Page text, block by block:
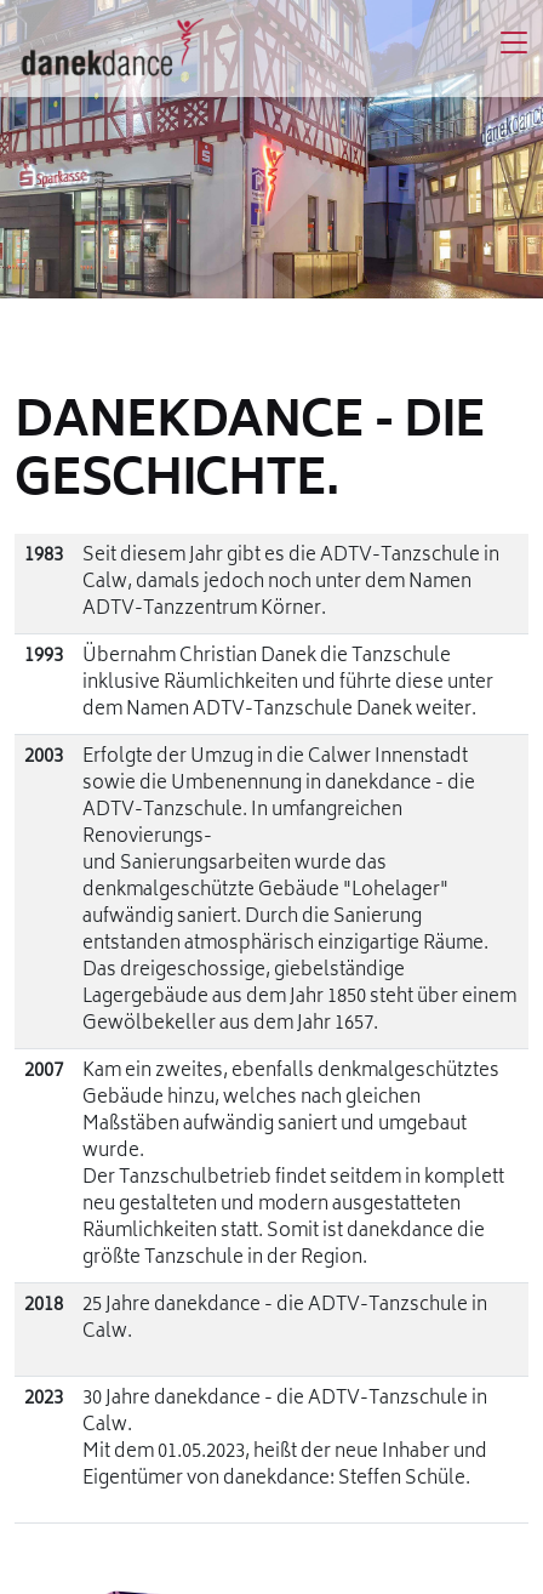
DANEKDANCE - DIE
GESCHICHTE.
1983
Seit diesem Jahr gibt es die ADTV-Tanzschule in
Calw, damals jedoch noch unter dem Namen
ADTV-Tanzzentrum Körner.
1993
Übernahm Christian Danek die Tanzschule
inklusive Räumlichkeiten und führte diese unter
dem Namen ADTV-Tanzschule Danek weiter.
2003
Erfolgte der Umzug in die Calwer Innenstadt
sowie die Umbenennung in danekdance - die
ADTV-Tanzschule. In umfangreichen
Renovierungs-
und Sanierungsarbeiten wurde das
denkmalgeschützte Gebäude "Lohelager"
aufwändig saniert. Durch die Sanierung
entstanden atmosphärisch einzigartige Räume.
Das dreigeschossige, giebelständige
Lagergebäude aus dem Jahr 1850 steht über einem
Gewölbekeller aus dem Jahr 1657.
2007
Kam ein zweites, ebenfalls denkmalgeschütztes
Gebäude hinzu, welches nach gleichen
Maßstäben aufwändig saniert und umgebaut
wurde.
Der Tanzschulbetrieb findet seitdem in komplett
neu gestalteten und modern ausgestatteten
Räumlichkeiten statt. Somit ist danekdance die
größte Tanzschule in der Region.
2018
25 Jahre danekdance - die ADTV-Tanzschule in
Calw.
2023
30 Jahre danekdance - die ADTV-Tanzschule in
Calw.
Mit dem 01.05.2023, heißt der neue Inhaber und
Eigentümer von danekdance: Steffen Schüle.